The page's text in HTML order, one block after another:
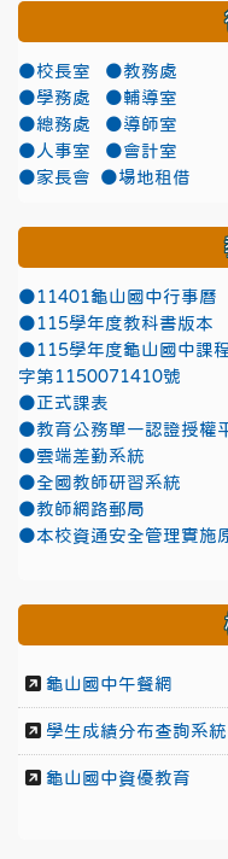
●校長室
●教務處
●學務處
●輔導室
●總務處
●導師室
●人事室
●會計室
●家長會
●場地租借
●11401龜山國中行事曆
●115學年度教科書版本
●115學年度龜山國中課
字第1150071410號
●正式課表
●教育公務單一認證授權
●雲端差勤系統
●全國教師研習系統
●教師網路郵局
●本校資通安全管理實施
龜山國中午餐網
學生成績分布查詢系統
龜山國中資優教育